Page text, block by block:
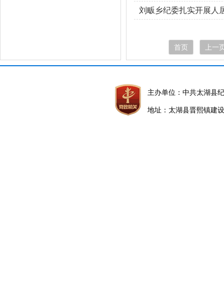
刘畈乡纪委扎实开展人
首页 上一
主办单位：中共太湖县
地址：太湖县晋熙镇建